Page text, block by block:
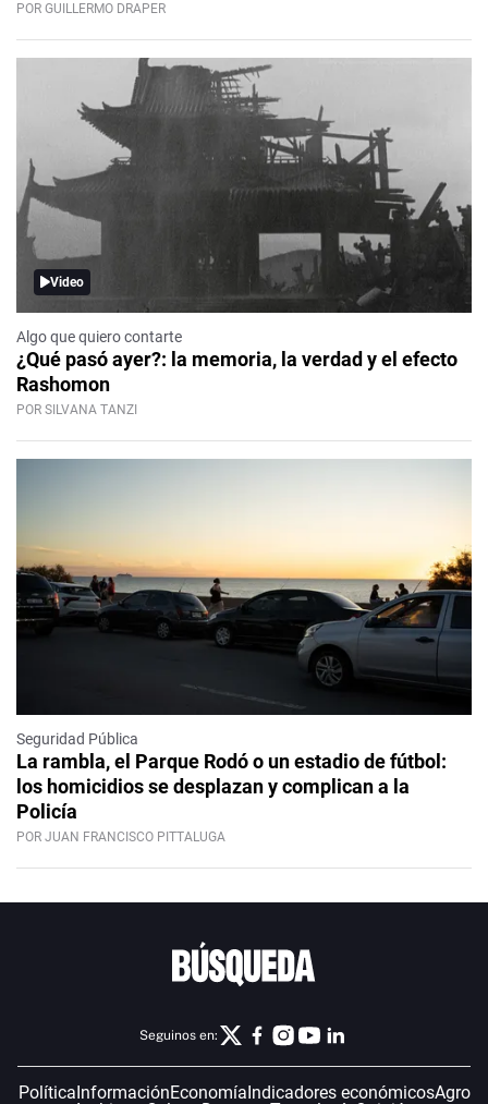
POR GUILLERMO DRAPER
Video
Algo que quiero contarte
¿Qué pasó ayer?: la memoria, la verdad y el efecto
Rashomon
POR SILVANA TANZI
Seguridad Pública
La rambla, el Parque Rodó o un estadio de fútbol:
los homicidios se desplazan y complican a la
Policía
POR JUAN FRANCISCO PITTALUGA
Seguinos en:
PolíticaInformaciónEconomíaIndicadores económicosAgro